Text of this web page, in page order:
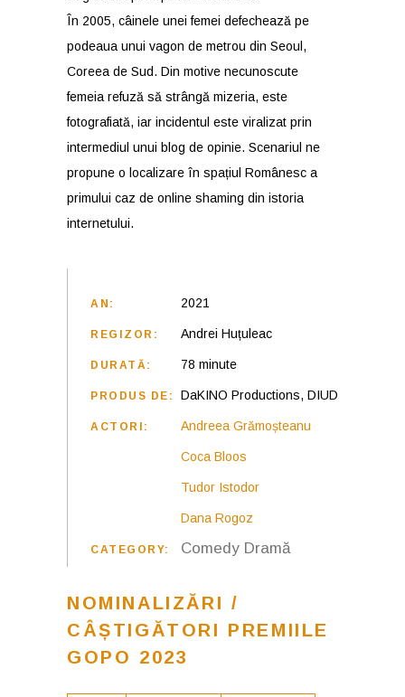
În 2005, câinele unei femei defechează pe
podeaua unui vagon de metrou din Seoul,
Coreea de Sud. Din motive necunoscute
femeia refuză să strângă mizeria, este
fotografiată, iar incidentul este viralizat prin
intermediul unui blog de opinie. Scenariul ne
propune o localizare în spațiul Românesc a
primului caz de online shaming din istoria
internetului.
AN: 2021
REGIZOR: Andrei Huțuleac
DURATĂ: 78 minute
PRODUS DE: DaKINO Productions, DIUD
ACTORI: Andreea Grămoșteanu
Coca Bloos
Tudor Istodor
Dana Rogoz
CATEGORY: Comedy Dramă
NOMINALIZĂRI /
CÂȘTIGĂTORI PREMIILE
GOPO 2023